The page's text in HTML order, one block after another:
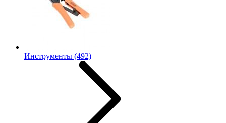
Инструменты (492)